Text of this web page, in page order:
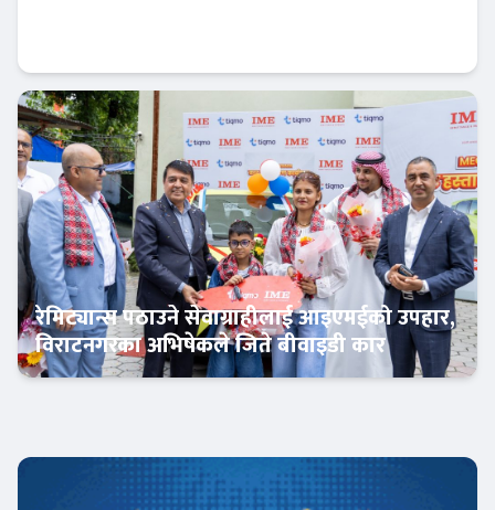
बैंक-वित्त
रेमिट्यान्स पठाउने सेवाग्राहीलाई आइएमईको उपहार,
विराटनगरका अभिषेकले जिते बीवाइडी कार